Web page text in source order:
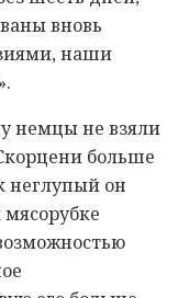
вновь
наши
немцы не взяли
больше
неглупый он